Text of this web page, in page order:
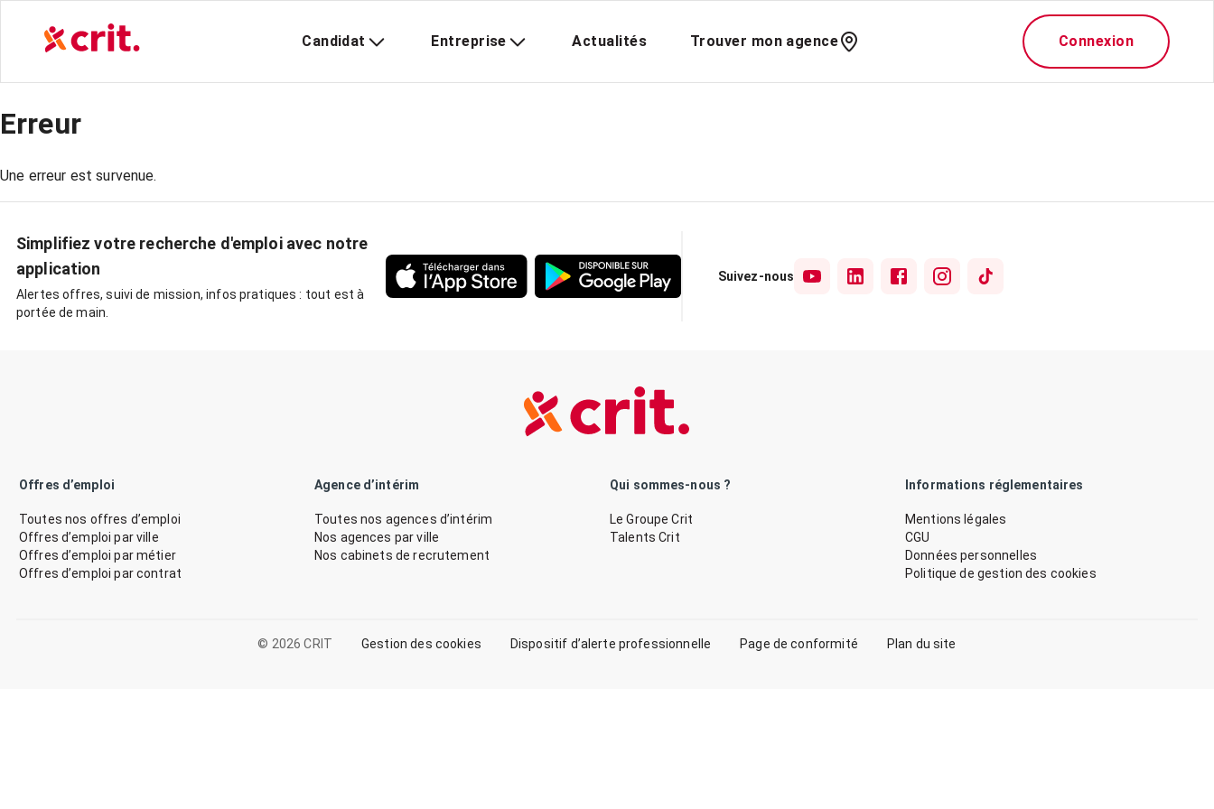
Candidat Entreprise Actualités Trouver mon agence Connexion
Erreur
Une erreur est survenue.
Simplifiez votre recherche d'emploi avec notre
application
Alertes offres, suivi de mission, infos pratiques : tout est à
portée de main.
Suivez-nous
Offres d’emploi
Toutes nos offres d’emploi
Offres d’emploi par ville
Offres d’emploi par métier
Offres d’emploi par contrat
Agence d’intérim
Toutes nos agences d’intérim
Nos agences par ville
Nos cabinets de recrutement
Qui sommes-nous ?
Le Groupe Crit
Talents Crit
Informations réglementaires
Mentions légales
CGU
Données personnelles
Politique de gestion des cookies
© 2026 CRIT Gestion des cookies Dispositif d’alerte professionnelle Page de conformité Plan du site